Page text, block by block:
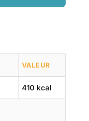
VALEUR
410 kcal